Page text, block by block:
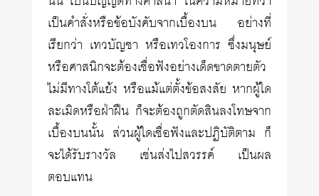
เป็นคำสั่งหรือข้อบังคับจากเบื้องบน อย่างที่
เรียกว่า เทวบัญชา หรือเทวโองการ ซึ่งมนุษย์
หรือศาสนิกจะต้องเชื่อฟังอย่างเด็ดขาดตายตัว
ไม่มีทางโต้แย้ง หรือแม้แต่ตั้งข้อสงสัย หากผู้ใด
ละเมิดหรือฝ่าฝืน ก็จะต้องถูกตัดสินลงโทษจาก
เบื้องบนนั้น ส่วนผู้ใดเชื่อฟังและปฏิบัติตาม ก็
จะได้รับรางวัล เช่นส่งไปสวรรค์ เป็นผล
ตอบแทน